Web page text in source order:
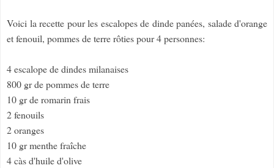
Voici la recette pour les escalopes de dinde panées, salade d'orange
et fenouil, pommes de terre rôties pour 4 personnes:
4 escalope de dindes milanaises
800 gr de pommes de terre
10 gr de romarin frais
2 fenouils
2 oranges
10 gr menthe fraîche
4 càs d'huile d'olive